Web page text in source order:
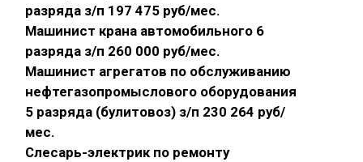
разряда з/п 197 475 руб/мес.
Машинист крана автомобильного 6
разряда з/п 260 000 руб/мес.
Машинист агрегатов по обслуживанию
нефтегазопромыслового оборудования
5 разряда (булитовоз) з/п 230 264 руб/
мес.
Слесарь-электрик по ремонту